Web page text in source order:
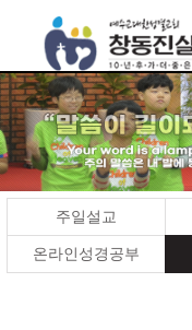
주일설교
온라인성경공부